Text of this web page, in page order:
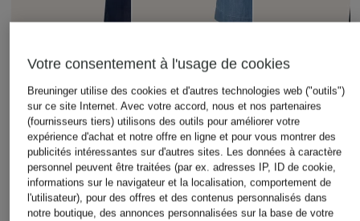
MORE & MORE
Pantalon palazzo
effet jean
89,99 €
+remise promotionnelle
MAERZ MUENCHEN
Pantalon aspect jean
69,99 €
Meilleur prix:59,49 €
Initialement: 139,95 €
CIRCOLO 1901
Pantalon palazzo
velours
239,99 €
Votre consentement à l'usage de cookies
Breuninger utilise des cookies et d'autres technologies web ("outils")
sur ce site Internet. Avec votre accord, nous et nos partenaires
(fournisseurs tiers) utilisons des outils pour améliorer votre
expérience d'achat et notre offre en ligne et pour vous montrer des
publicités intéressantes sur d'autres sites. Les données à caractère
personnel peuvent être traitées (par ex. adresses IP, ID de cookie,
informations sur le navigateur et la localisation, comportement de
l'utilisateur), pour des offres et des contenus personnalisés dans
notre boutique, des annonces personnalisées sur la base de votre